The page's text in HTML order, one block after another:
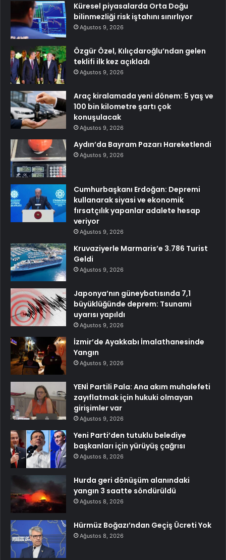
Küresel piyasalarda Orta Doğu
bilinmezliği risk iştahını sınırlıyor
Ağustos 9, 2026
Özgür Özel, Kılıçdaroğlu’ndan gelen
teklifi ilk kez açıkladı
Ağustos 9, 2026
Araç kiralamada yeni dönem: 5 yaş ve
100 bin kilometre şartı çok
konuşulacak
Ağustos 9, 2026
Aydın’da Bayram Pazarı Hareketlendi
Ağustos 9, 2026
Cumhurbaşkanı Erdoğan: Depremi
kullanarak siyasi ve ekonomik
fırsatçılık yapanlar adalete hesap
veriyor
Ağustos 9, 2026
Kruvaziyerle Marmaris’e 3.786 Turist
Geldi
Ağustos 9, 2026
Japonya’nın güneybatısında 7,1
büyüklüğünde deprem: Tsunami
uyarısı yapıldı
Ağustos 9, 2026
İzmir’de Ayakkabı İmalathanesinde
Yangın
Ağustos 9, 2026
YENİ Partili Pala: Ana akım muhalefeti
zayıflatmak için hukuki olmayan
girişimler var
Ağustos 9, 2026
Yeni Parti’den tutuklu belediye
başkanları için yürüyüş çağrısı
Ağustos 8, 2026
Hurda geri dönüşüm alanındaki
yangın 3 saatte söndürüldü
Ağustos 8, 2026
Hürmüz Boğazı’ndan Geçiş Ücreti Yok
Ağustos 8, 2026